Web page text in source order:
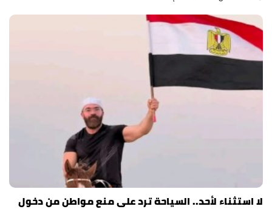
لا استثناء لأحد.. السياحة ترد على منع مواطن من دخول